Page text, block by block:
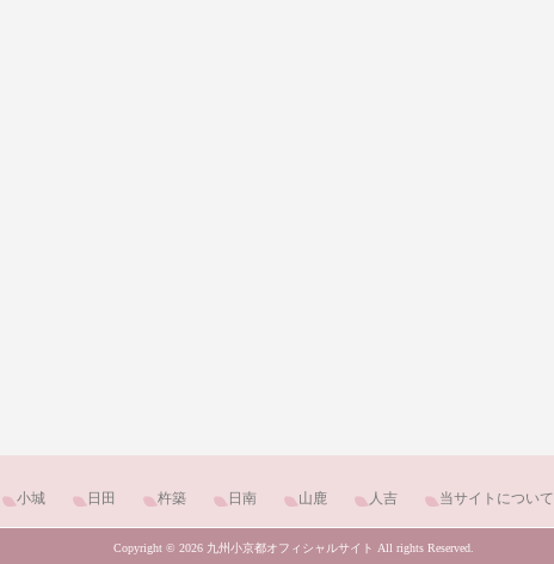
小城 日田 杵築 日南 山鹿 人吉 当サイトについて
Copyright © 2026 九州小京都オフィシャルサイト All rights Reserved.